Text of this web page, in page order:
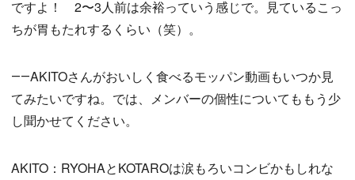
ですよ！ 2〜3人前は余裕っていう感じで。見ているこっ
ちが胃もたれするくらい（笑）。
――AKITOさんがおいしく食べるモッパン動画もいつか見
てみたいですね。では、メンバーの個性についてももう少
し聞かせてください。
AKITO：RYOHAとKOTAROは涙もろいコンビかもしれな